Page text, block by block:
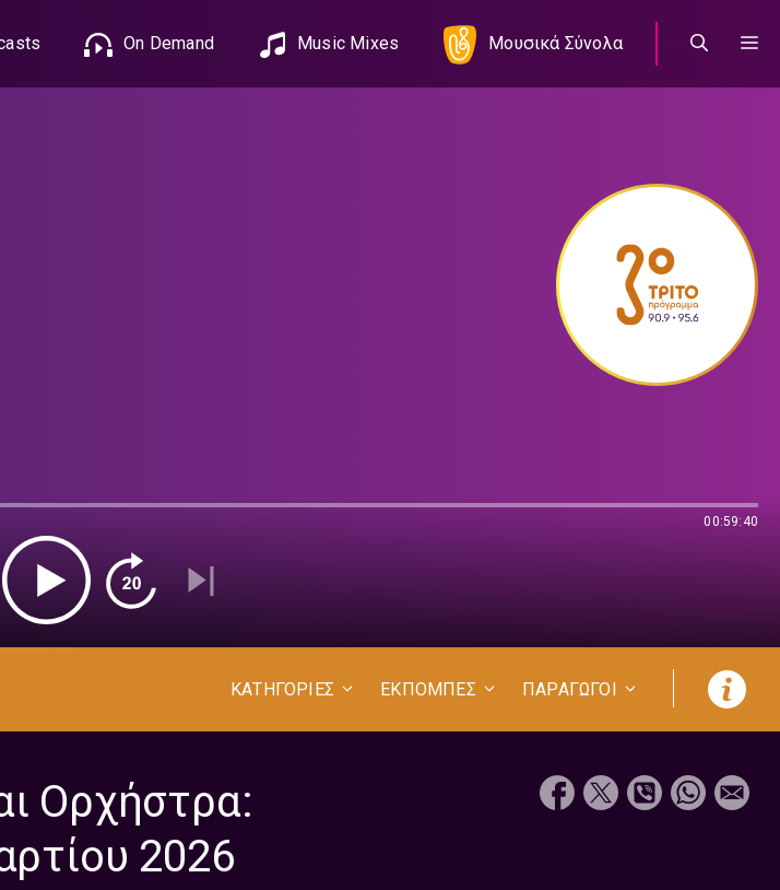
On Demand Music Mixes Μουσικά Σύνολα
00:59:40
ΚΑΤΗΓΟΡΙΕΣ ΕΚΠΟΜΠΕΣ ΠΑΡΑΓΩΓΟΙ
Ορχήστρα:
2026